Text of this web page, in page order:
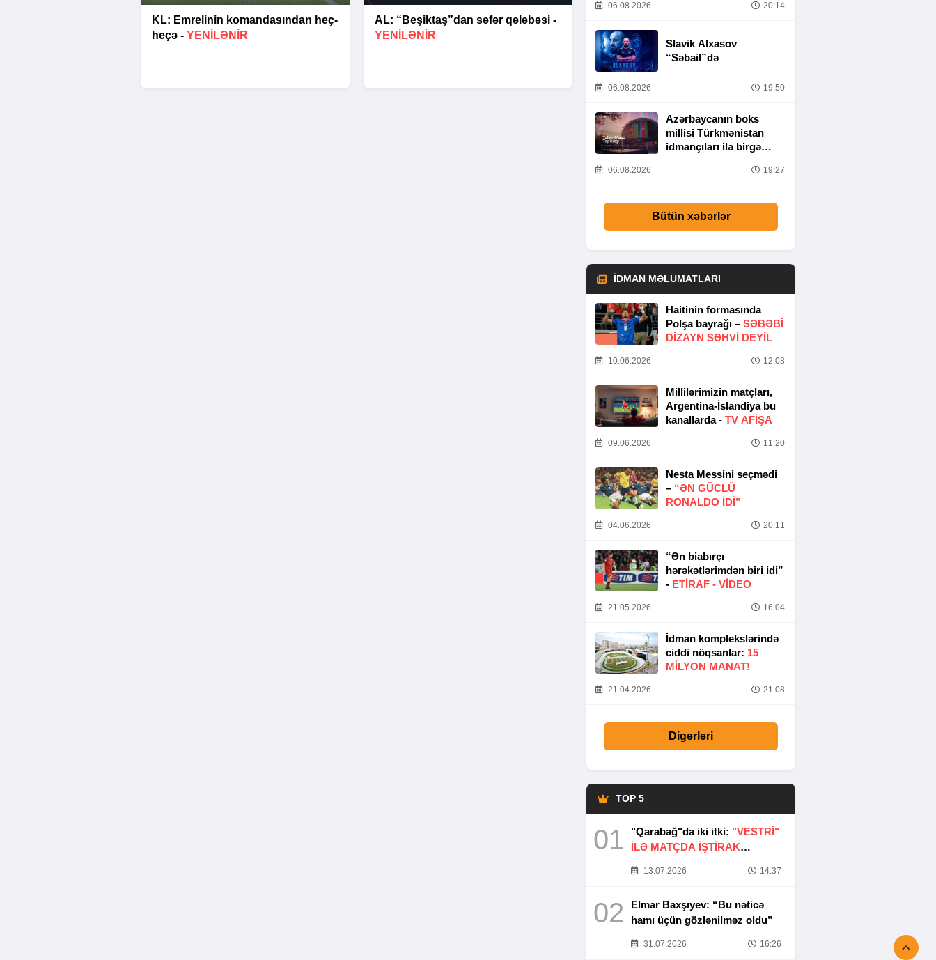
KL: Emrelinin komandasından heç-
heçə - YENİLƏNİR
AL: “Beşiktaş”dan səfər qələbəsi -
YENİLƏNİR
06.08.2026 20:14
Slavik Alxasov
“Səbail”də
06.08.2026 19:50
Azərbaycanın boks
millisi Türkmənistan
idmançıları ilə birgə
06.08.2026 19:27
Bütün xəbərlər
İDMAN MƏLUMATLARI
Haitinin formasında
Polşa bayrağı – SƏBƏBI
DIZAYN SƏHVI DEYIL
10.06.2026 12:08
Millilərimizin matçları,
Argentina-İslandiya bu
kanallarda - TV AFİŞA
09.06.2026 11:20
Nesta Messini seçmədi
– “ƏN GÜCLÜ
RONALDO IDI”
04.06.2026 20:11
“Ən biabırçı
hərəkətlərimdən biri idi”
- ETIRAF - VİDEO
21.05.2026 16:04
İdman komplekslərində
ciddi nöqsanlar: 15
MILYON MANAT!
21.04.2026 21:08
Digərləri
TOP 5
01 "Qarabağ"da iki itki: "VESTRİ"
İLƏ MATÇDA İŞTİRAK
13.07.2026 14:37
02
Elmar Baxşıyev: “Bu nəticə
hamı üçün gözlənilməz oldu”
31.07.2026 16:26